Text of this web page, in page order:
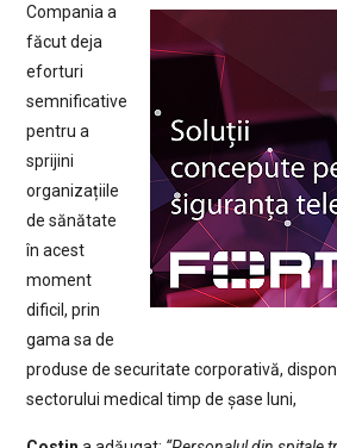
Compania a
făcut deja
eforturi
semnificative
pentru a
sprijini
organizațiile
de sănătate
în acest
moment
dificil, prin
gama sa de
produse de securitate corporativă,
sectorului medical timp de șase luni,